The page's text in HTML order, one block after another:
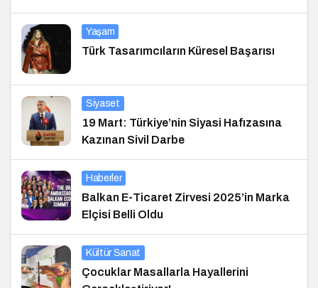
Yaşam
Türk Tasarımcıların Küresel Başarısı
Siyaset
19 Mart: Türkiye’nin Siyasi Hafızasına
Kazınan Sivil Darbe
Haberler
Balkan E-Ticaret Zirvesi 2025’in Marka
Elçisi Belli Oldu
Kültür Sanat
Çocuklar Masallarla Hayallerini